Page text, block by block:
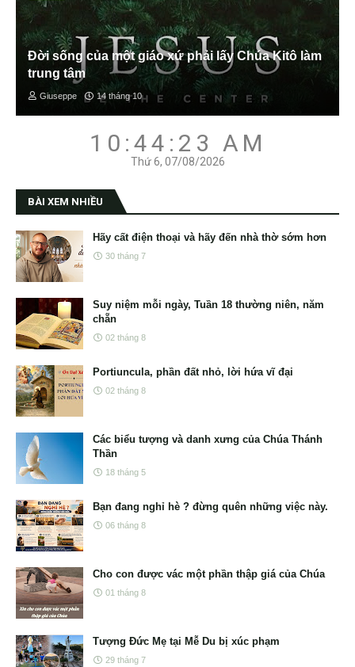
Đời sống của một giáo xứ phải lấy Chúa Kitô làm
trung tâm
Giuseppe 14 tháng 10
10:44:24 AM
Thứ 6, 07/08/2026
BÀI XEM NHIỀU
Hãy cất điện thoại và hãy đến nhà thờ sớm hơn
30 tháng 7
Suy niệm mỗi ngày, Tuần 18 thường niên, năm
chẵn
02 tháng 8
Portiuncula, phần đất nhỏ, lời hứa vĩ đại
02 tháng 8
Các biểu tượng và danh xưng của Chúa Thánh
Thần
18 tháng 5
Bạn đang nghỉ hè ? đừng quên những việc này.
06 tháng 8
Cho con được vác một phần thập giá của Chúa
01 tháng 8
Tượng Đức Mẹ tại Mễ Du bị xúc phạm
29 tháng 7